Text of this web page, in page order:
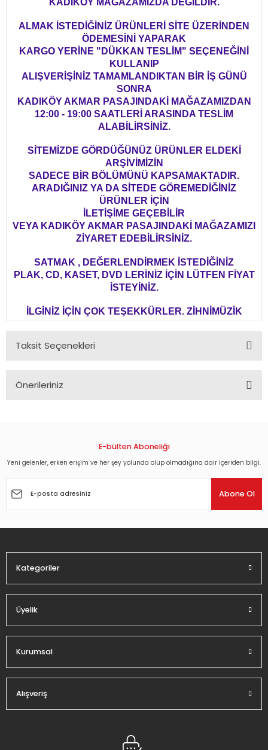
KADIKÖY MAĞAZAMIZDA DEĞİLDİR.
ALMAK İSTEDİĞİNİZ ÜRÜNLERİ SİTE ÜZERİNDEN
ÖDEMESİNİ YAPARAK
KARGO YERİNE "DÜKKAN TESLİM" SEÇENEĞİNİ
KULLANIP
ALIŞVERİŞİNİZ TAMAMLANDIKTAN BİR İŞ GÜNÜ
SONRA
KADIKÖY AKMAR PASAJINDAKİ MAĞAZAMIZDAN
12:00 - 19:00 SAATLERİ ARASINDA TESLİM
ALABİLİRSİNİZ.
SİTEMİZDE GÖRDÜĞÜNÜZ ÜRÜNLER ELDEKİ
ARŞİVİMİZİN
SADECE BİR BÖLÜMÜNÜ KAPSAMAKTADIR.
ARADIĞINIZ YA DA SİTEDE GÖREMEDİĞİNİZ
ÜRÜNLER İÇİN
İLETİŞİME GEÇEBİLİR
VEYA KADIKÖY AKMAR PASAJINDAKİ MAĞAZAMIZI
ZİYARET EDEBİLİRSİNİZ.
SATMAK , DEĞERLENDİRMEK İSTEDİĞİNİZ
PLAK, CD, KASET, DVD LERİNİZ İÇİN LÜTFEN FİYAT
İSTEYİNİZ.
İLGİNİZ İÇİN ÇOK TEŞEKKÜRLER. ZİHNİMÜZİK
Taksit Seçenekleri
Önerileriniz
Görüş ve önerileriniz için teşekkür ederiz.
Ürün açıklamasında eksik bilgiler bulunuyor.
E-bülten Aboneliği
Yeni gelenler, erken erişim ve her şey yolunda olup olmadığına dair içeriden bilgi.
Abone Ol
Kategoriler
Üyelik
Kurumsal
Alışveriş